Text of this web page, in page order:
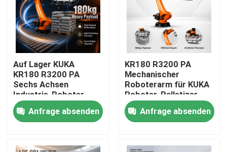
Auf Lager KUKA
KR180 R3200 PA
Sechs Achsen
Industrie-Roboter
Arm, 3195mm
Reichweite Palletizing
Handling Roboterarm
Anfrage absenden
KR180 R3200 PA
Mechanischer
Roboterarm für KUKA
Roboter-Palletizer
3195 mm
Höchstreichweite
Anfrage absenden